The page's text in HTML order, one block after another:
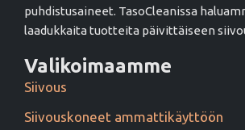
puhdistusaineet. TasoCleanissa
laadukkaita tuotteita päivittäiseen
Valikoimaamme
Siivous
Siivouskoneet ammattikäyttöön